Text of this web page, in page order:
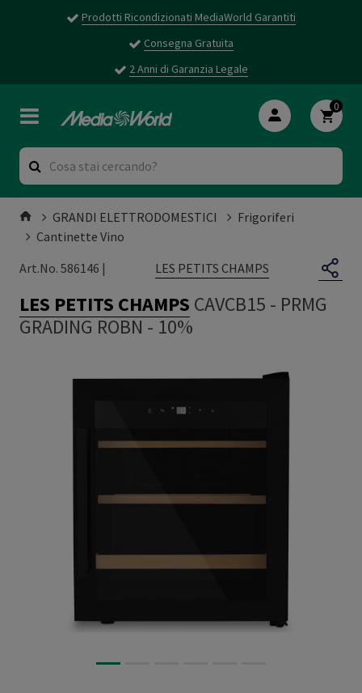
Prodotti Ricondizionati MediaWorld Garantiti
Consegna Gratuita
2 Anni di Garanzia Legale
0
GRANDI ELETTRODOMESTICI
Frigoriferi
Cantinette Vino
Art.No. 586146 |
LES PETITS CHAMPS
LES PETITS CHAMPS CAVCB15 - PRMG
GRADING ROBN - 10%